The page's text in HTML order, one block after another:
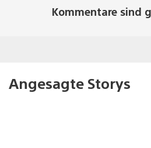
Kommentare sind
Angesagte Storys